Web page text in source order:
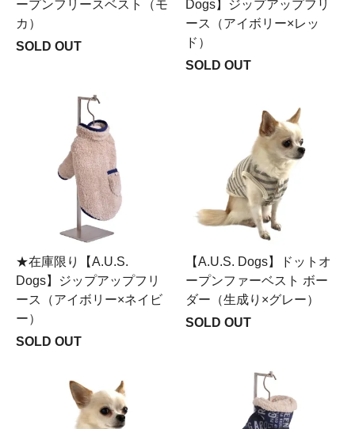
ープンフリースベスト（モ
カ）
SOLD OUT
Dogs】ジップアップフリ
ース（アイボリー×レッ
ド）
SOLD OUT
★在庫限り【A.U.S.
Dogs】ジップアップフリ
ース（アイボリー×ネイビ
ー）
SOLD OUT
【A.U.S. Dogs】ドットオ
ープンファーベスト ボー
ダー（生成り×グレー）
SOLD OUT